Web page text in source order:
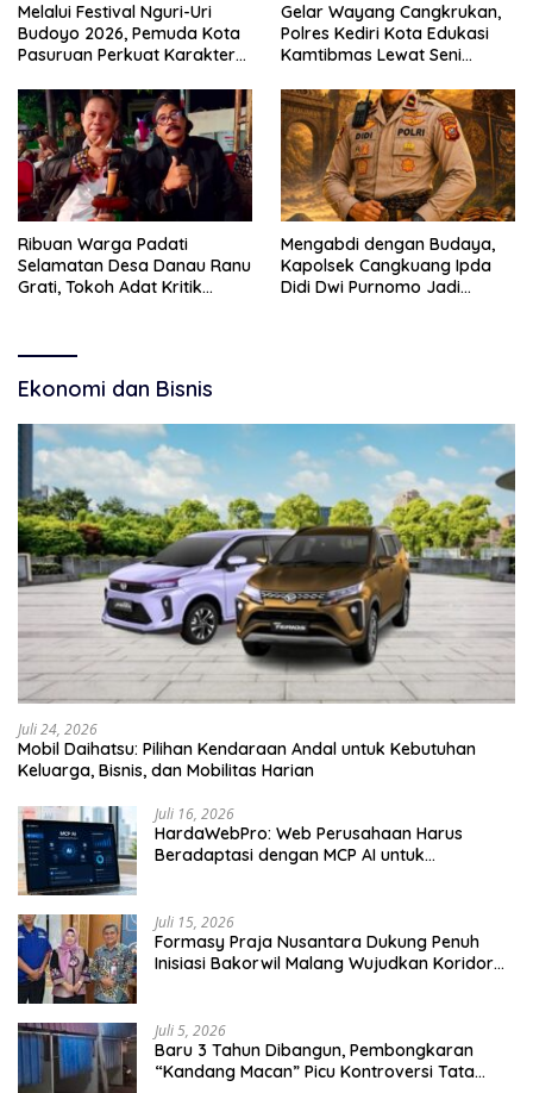
Melalui Festival Nguri-Uri
Budoyo 2026, Pemuda Kota
Pasuruan Perkuat Karakter
Narkoba
Gelar Wayang Cangkrukan,
Polres Kediri Kota Edukasi
Kamtibmas Lewat Seni
Ribuan Warga Padati
Selamatan Desa Danau Ranu
Grati, Tokoh Adat Kritik
Mengabdi dengan Budaya,
Kapolsek Cangkuang Ipda
Didi Dwi Purnomo Jadi
Ekonomi dan Bisnis
Juli 24, 2026
Mobil Daihatsu: Pilihan Kendaraan Andal untuk Kebutuhan
Keluarga, Bisnis, dan Mobilitas Harian
Juli 16, 2026
HardaWebPro: Web Perusahaan Harus
Beradaptasi dengan MCP AI untuk
Juli 15, 2026
Formasy Praja Nusantara Dukung Penuh
Inisiasi Bakorwil Malang Wujudkan Koridor
Juli 5, 2026
Baru 3 Tahun Dibangun, Pembongkaran
“Kandang Macan” Picu Kontroversi Tata